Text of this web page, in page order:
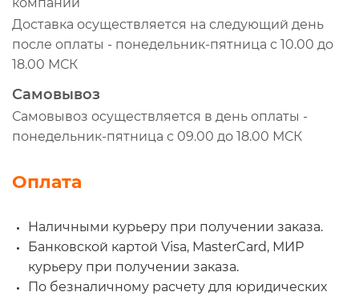
Доставка осуществляется на следующий день
после оплаты - понедельник-пятница с 10.00 до
18.00 МСК
Самовывоз
Самовывоз осуществляется в день оплаты -
понедельник-пятница с 09.00 до 18.00 МСК
Оплата
Наличными курьеру при получении заказа.
Банковской картой Visa, MasterCard, МИР
курьеру при получении заказа.
По безналичному расчету для юридических